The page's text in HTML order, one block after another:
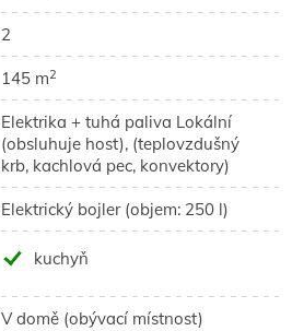
2
145 m2
Elektrika + tuhá paliva Lokální
(obsluhuje host), (teplovzdušný
krb, kachlová pec, konvektory)
Elektrický bojler (objem: 250 l)
kuchyň
V domě (obývací místnost)